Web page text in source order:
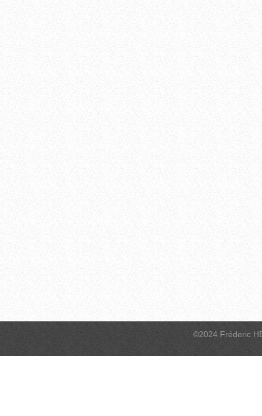
©2024 Fréderic